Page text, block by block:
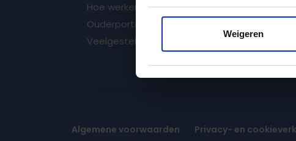
Weigeren
Hoe werken we bij Dak?
Ouderportaal
Veelgestelde vragen
Locaties
Algemene voorwaarden Privacy- en